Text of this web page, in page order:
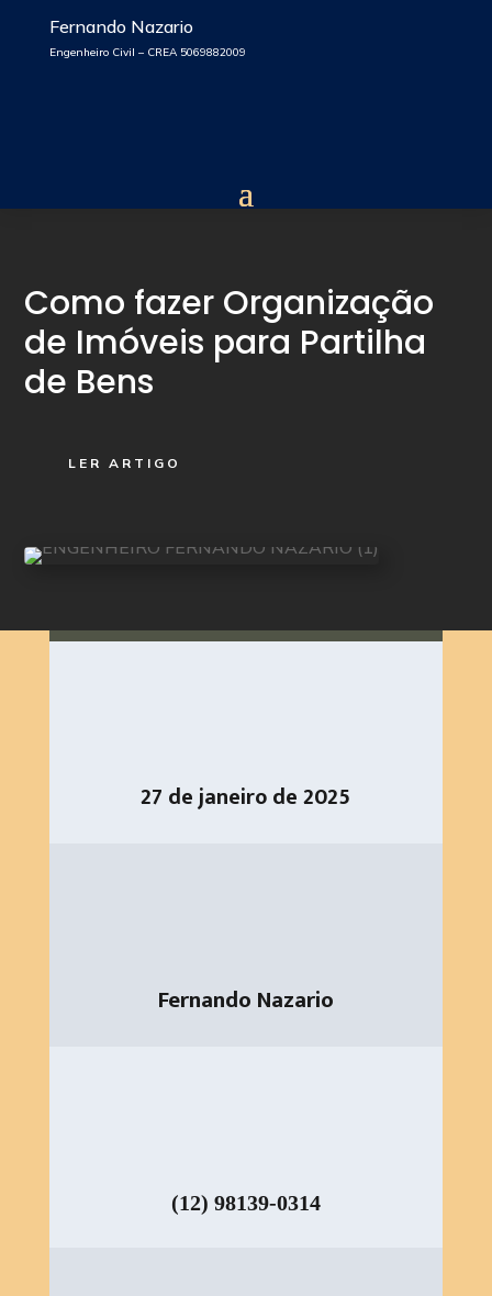
Fernando Nazario
Engenheiro Civil – CREA 5069882009
Como fazer Organização
de Imóveis para Partilha
de Bens
LER ARTIGO
27 de janeiro de 2025
Fernando Nazario
(12) 98139-0314